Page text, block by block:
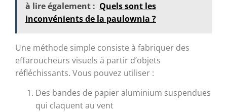
à lire également : Quels sont les
inconvénients de la paulownia ?
Une méthode simple consiste à fabriquer des
effaroucheurs visuels à partir d’objets
réfléchissants. Vous pouvez utiliser :
Des bandes de papier aluminium suspendues
qui claquent au vent